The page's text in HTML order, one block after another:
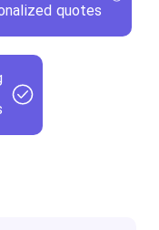
quotes